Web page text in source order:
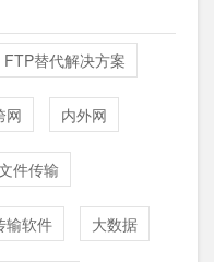
FTP替代解决方案
网 内外网
件传输
输软件 大数据